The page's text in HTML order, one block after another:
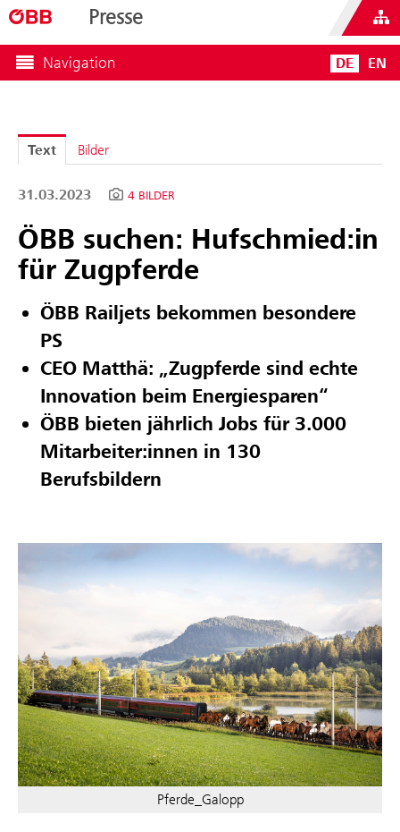
Presse
Navigation DE EN
Text Bilder
31.03.2023 4 BILDER
ÖBB suchen: Hufschmied:in
für Zugpferde
ÖBB Railjets bekommen besondere
PS
CEO Matthä: „Zugpferde sind echte
Innovation beim Energiesparen“
ÖBB bieten jährlich Jobs für 3.000
Mitarbeiter:innen in 130
Berufsbildern
Pferde_Galopp